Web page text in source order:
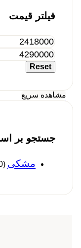
مشاهده سریع
اندروید باکس
کنترل
فیلتر قیمت
price
price
Reset
جستجو بر
مشکی (10)